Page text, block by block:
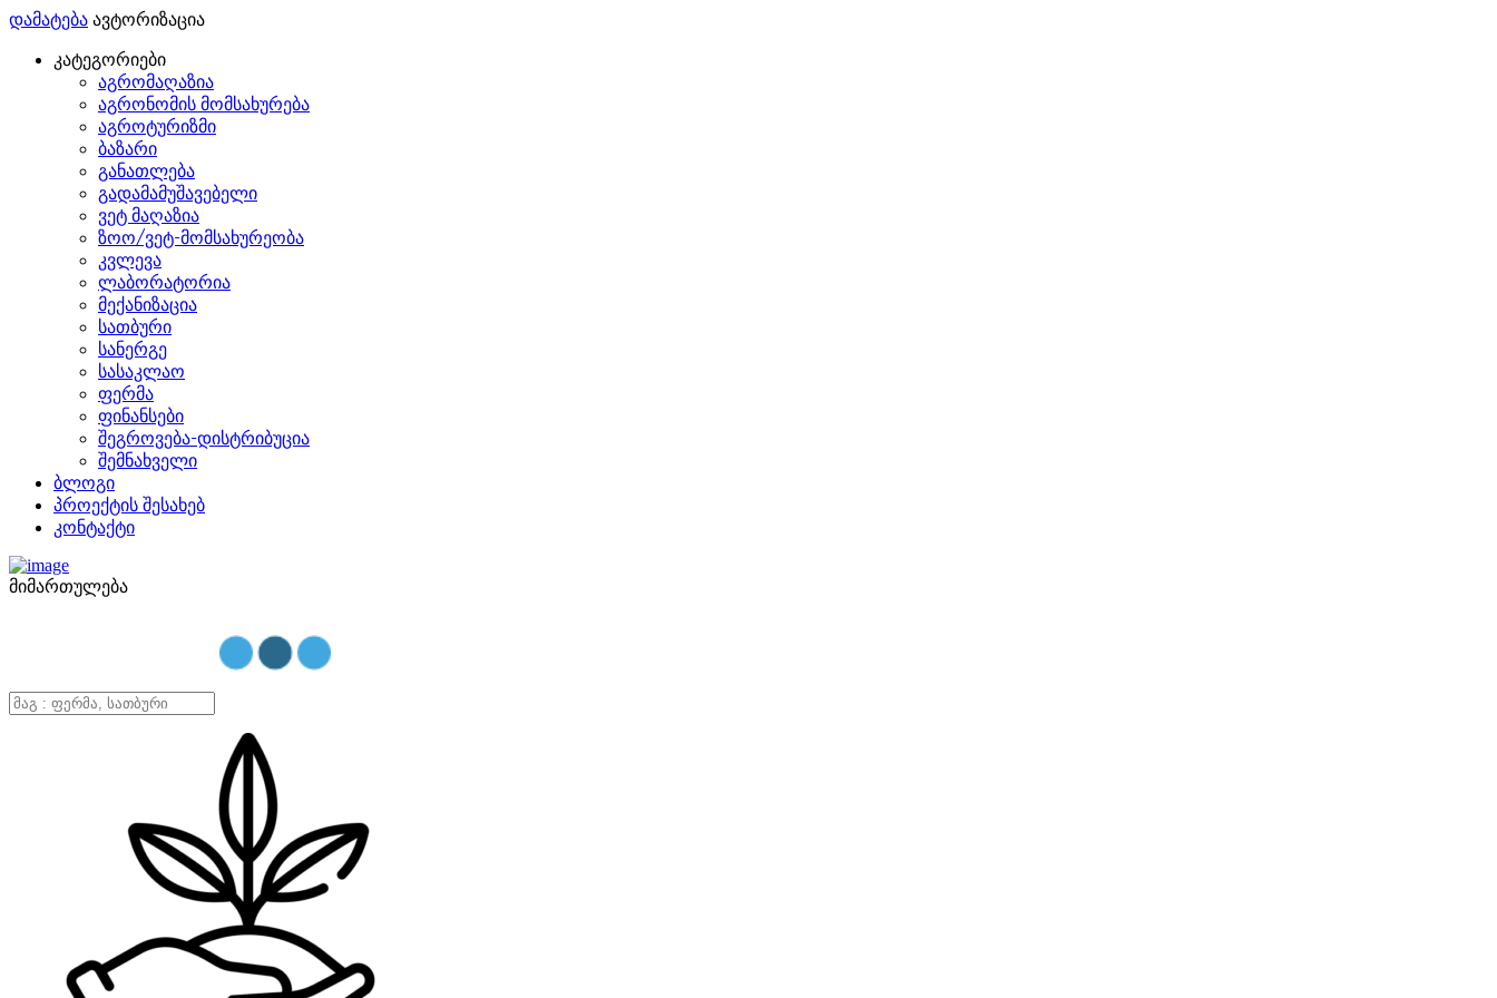
დამატება ავტორიზაცია
კატეგორიები
აგრომაღაზია
აგრონომის მომსახურება
აგროტურიზმი
ბაზარი
განათლება
გადამამუშავებელი
ვეტ მაღაზია
ზოო/ვეტ-მომსახურეობა
კვლევა
ლაბორატორია
მექანიზაცია
სათბური
სანერგე
სასაკლაო
ფერმა
ფინანსები
შეგროვება-დისტრიბუცია
შემნახველი
ბლოგი
პროექტის შესახებ
კონტაქტი
მიმართულება